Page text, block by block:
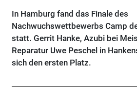
In Hamburg fand das Finale des
Nachwuchswettbewerbs Camp
statt. Gerrit Hanke, Azubi bei
Reparatur Uwe Peschel in
sich den ersten Platz.